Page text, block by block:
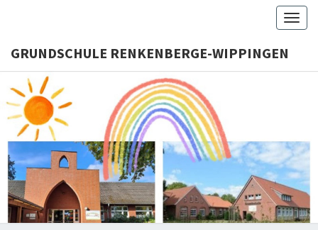
content
GRUNDSCHULE RENKENBERGE-WIPPINGEN